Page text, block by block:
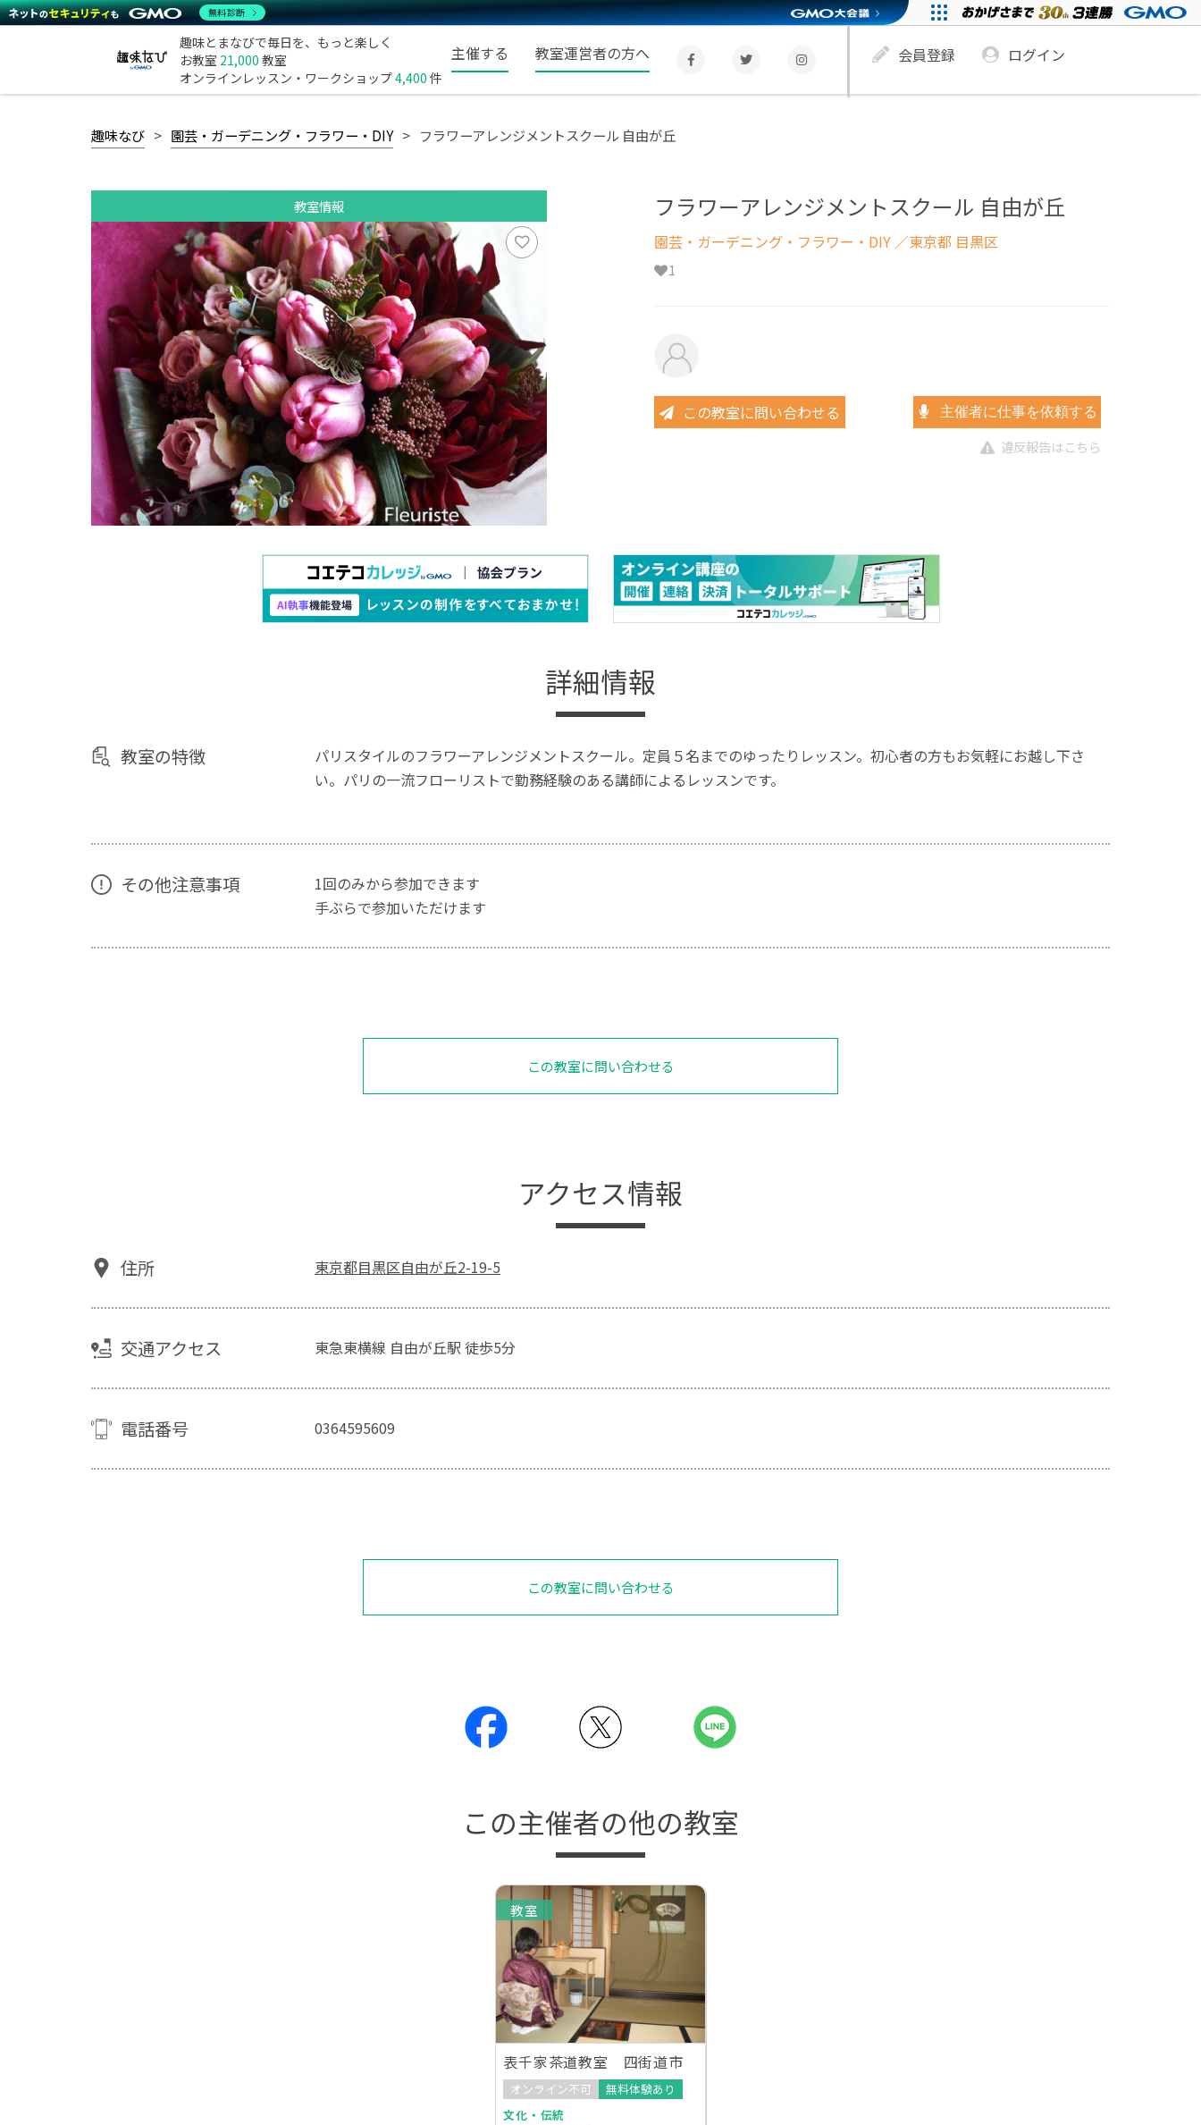
趣味とまなびで毎日を、もっと楽しく
お教室 21,000 教室
オンラインレッスン・ワークショップ4,400 件
主催する 教室運営者の方へ 会員登録 ログイン
趣味なび 園芸・ガーデニング・フラワー・DIY フラワーアレンジメントスクール 自由が丘
教室情報 フラワーアレンジメントスクール 自由が丘
園芸・ガーデニング・フラワー・DIY ／東京都 目黒区
1
この教室に問い合わせる 主催者に仕事を依頼する
違反報告はこちら
詳細情報
教室の特徴
パリスタイルのフラワーアレンジメントスクール。定員５名までのゆったりレッスン。初心者の方もお気軽にお越し下さ
い。パリの一流フローリストで勤務経験のある講師によるレッスンです。
その他注意事項
1回のみから参加できます
手ぶらで参加いただけます
この教室に問い合わせる
アクセス情報
住所 東京都目黒区自由が丘2-19-5
交通アクセス 東急東横線 自由が丘駅 徒歩5分
電話番号 0364595609
この教室に問い合わせる
この主催者の他の教室
教室
表千家茶道教室 四街道市
オンライン不可
無料体験あり
文化・伝統
無料診断